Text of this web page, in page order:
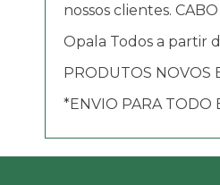
nossos clientes.
Opala Todos a partir
PRODUTOS NOVOS
*ENVIO PARA TODO